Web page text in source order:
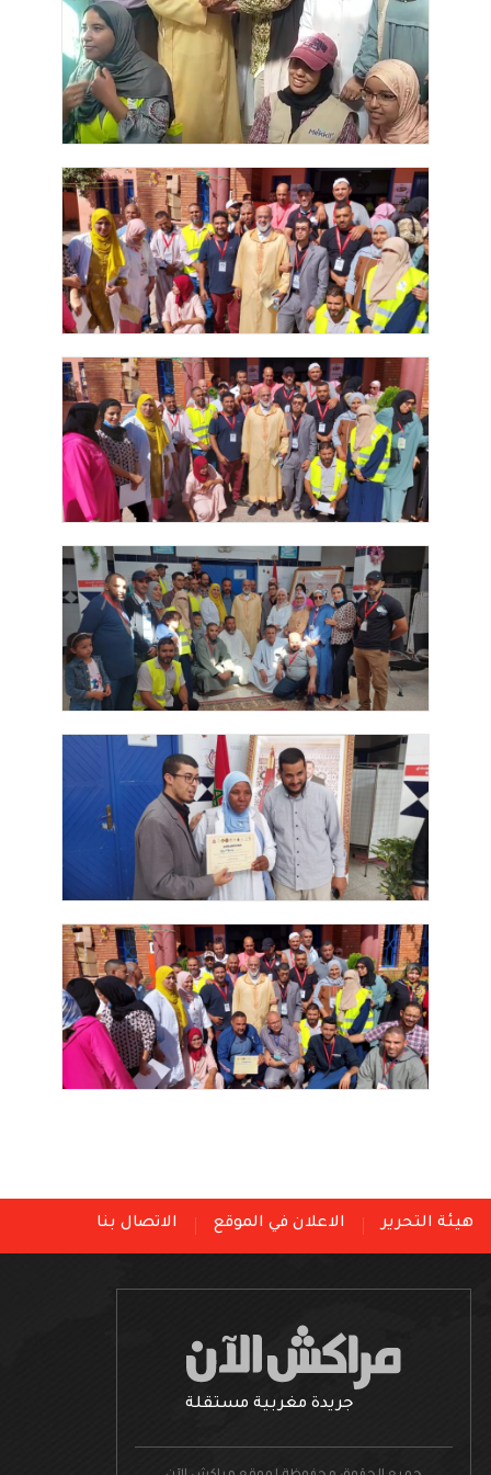
هيئة التحرير الاعلان في الموقع الاتصال بنا
جريدة مغربية مستقلة